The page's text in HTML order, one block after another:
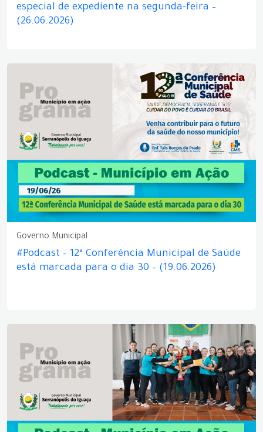
especial de expediente na segunda-feira –
(26.06.2026)
Governo Municipal
#Podcast – 12ª Conferência Municipal de Saúde
está marcada para o dia 30 – (19.06.2026)